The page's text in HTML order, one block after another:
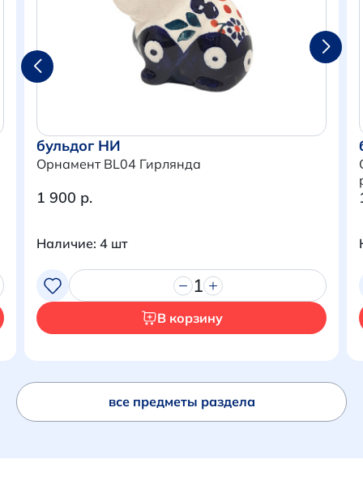
Продолжить покупки
Перейти в корзину
бульдог НИ
Орнамент BL04 Гирлянда
1 900 р.
Наличие: 4 шт
1
В корзину
все предметы раздела